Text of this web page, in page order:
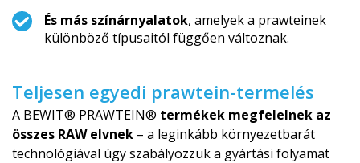
És más színárnyalatok, amelyek a prawteinek
különböző típusaitól függően változnak.
Teljesen egyedi prawtein-termelés
A BEWIT® PRAWTEIN® termékek megfelelnek az
összes RAW elvnek – a leginkább környezetbarát
technológiával úgy szabályozzuk a gyártási folyamat